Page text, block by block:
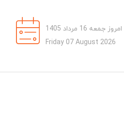
امروز جمعه 16 مرداد 1405
Friday 07 August 2026